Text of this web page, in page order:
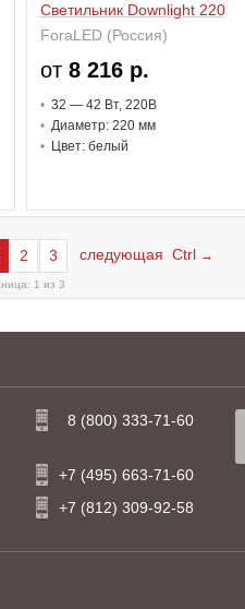
Светильник Downlight 220
ForaLED (Россия)
от8 216 р.
32 — 42 Вт, 220В
Диаметр: 220 мм
Цвет: белый
2 3 следующая Ctrl →
1 из 3
8 (800) 333-71-60
+7 (495) 663-71-60
+7 (812) 309-92-58